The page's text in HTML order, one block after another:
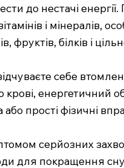
до нестачі енергії.
і мінералів,
білків і
себе
енергетичний
прості фізичні
серйозних
для покращення